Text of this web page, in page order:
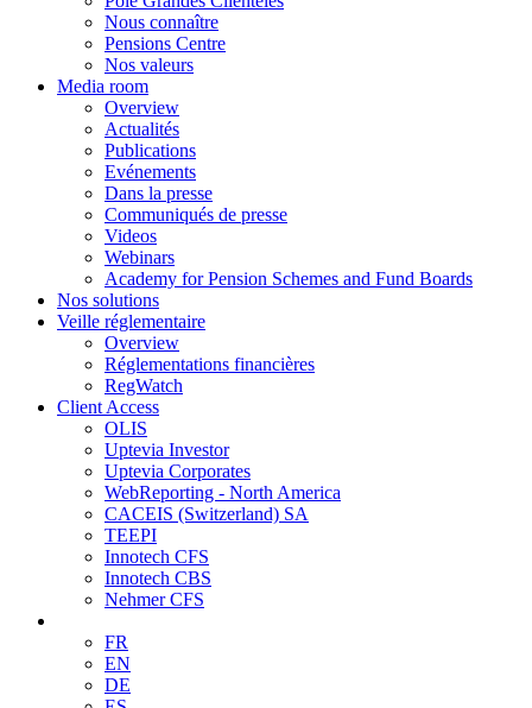
Nous connaître
Pensions Centre
Nos valeurs
Media room
Overview
Actualités
Publications
Evénements
Dans la presse
Communiqués de presse
Videos
Webinars
Academy for Pension Schemes and Fund Boards
Nos solutions
Veille réglementaire
Overview
Réglementations financières
RegWatch
Client Access
OLIS
Uptevia Investor
Uptevia Corporates
WebReporting - North America
CACEIS (Switzerland) SA
TEEPI
Innotech CFS
Innotech CBS
Nehmer CFS
FR
EN
DE